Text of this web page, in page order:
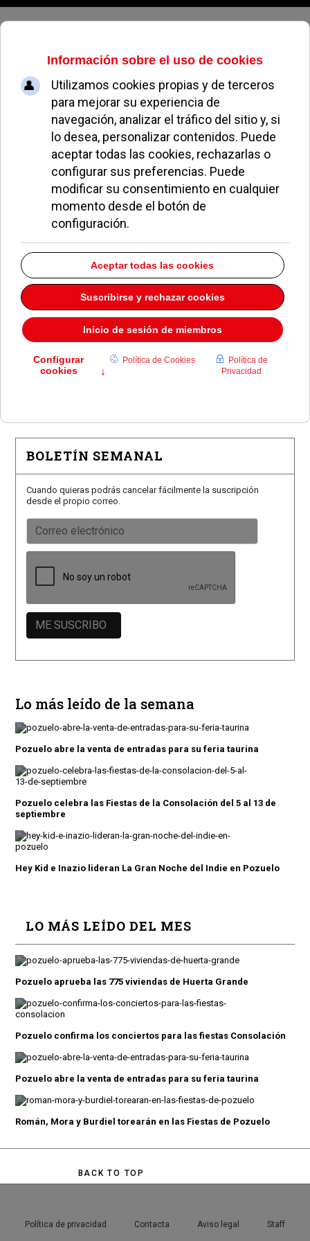
Viernes, 07 de agosto de 2026
CREAS Pozuelo
No hay elementos que hayan sido etiquetados con esto
EN PORTADA
Pozuelo aprueba las 775 viviendas de Huerta Grande
Pozuelo confirma los conciertos para las fiestas
Consolación
Pozuelo abre la venta de entradas para su feria
taurina
El Club de Natación Pozuelo recibe el Premio Siete
BOLETÍN SEMANAL
Cuando quieras podrás cancelar fácilmente la suscripción
desde el propio correo.
Lo más leído de la semana
Pozuelo abre la venta de entradas para su feria taurina
Pozuelo celebra las Fiestas de la Consolación del 5 al 13 de
septiembre
Hey Kid e Inazio lideran La Gran Noche del Indie en Pozuelo
LO MÁS LEÍDO DEL MES
Pozuelo aprueba las 775 viviendas de Huerta Grande
Pozuelo confirma los conciertos para las fiestas Consolación
Pozuelo abre la venta de entradas para su feria taurina
Román, Mora y Burdiel torearán en las Fiestas de Pozuelo
BACK TO TOP
Política de privacidad Contacta Aviso legal Staff